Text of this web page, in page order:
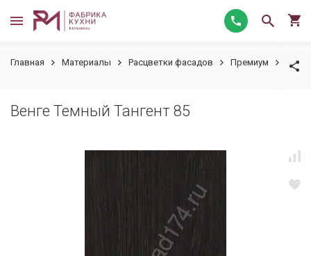
Главная Материалы Расцветки фасадов Премиум
Венге Темный Тангент 85